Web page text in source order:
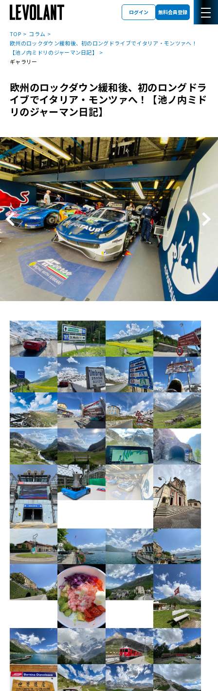
ログイン 無料会員登録
TOP
コラム
欧州のロックダウン緩和後、初のロングドライブでイタリア・モンツァへ！
【池ノ内ミドリのジャーマン日記】
ギャラリー
欧州のロックダウン緩和後、初のロングドラ
イブでイタリア・モンツァへ！【池ノ内ミド
リのジャーマン日記】